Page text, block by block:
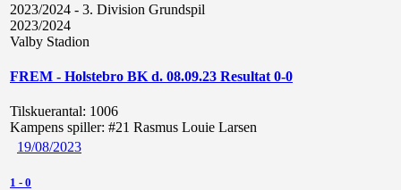
2023/2024 - 3. Division Grundspil
2023/2024
Valby Stadion
FREM - Holstebro BK d. 08.09.23 Resultat 0-0
Tilskuerantal: 1006
Kampens spiller: #21 Rasmus Louie Larsen
19/08/2023
1 - 0